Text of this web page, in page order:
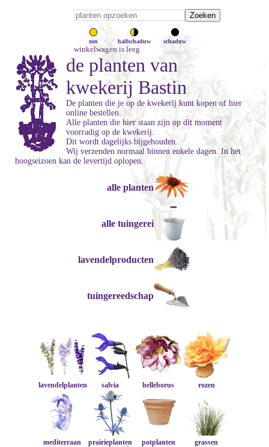
zon halfschaduw schaduw
winkelwagen is leeg
de planten van
kwekerij Bastin
De planten die je op de kwekerij kunt kopen of hier
online bestellen.
Alle planten die hier staan zijn op dit moment
voorradig op de kwekerij.
Dit wordt dagelijks bijgehouden.
Wij verzenden normaal binnen enkele dagen. In het
hoogseizoen kan de levertijd oplopen.
alle planten
alle tuingerei
lavendelproducten
tuingereedschap
lavendelplanten salvia helleborus rozen
mediterraan prairieplanten potplanten grassen